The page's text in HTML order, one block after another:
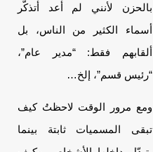
بالحزن لأنني لم أعد أتذكّر
أسماء الكثير من الناس، بل
ألقابهم فقط: “مدير عام”،
“رئيس قسم”، إلخ…
ومع مرور الوقت لاحظتُ كيف
تبقى المسميات ثابتة بينما